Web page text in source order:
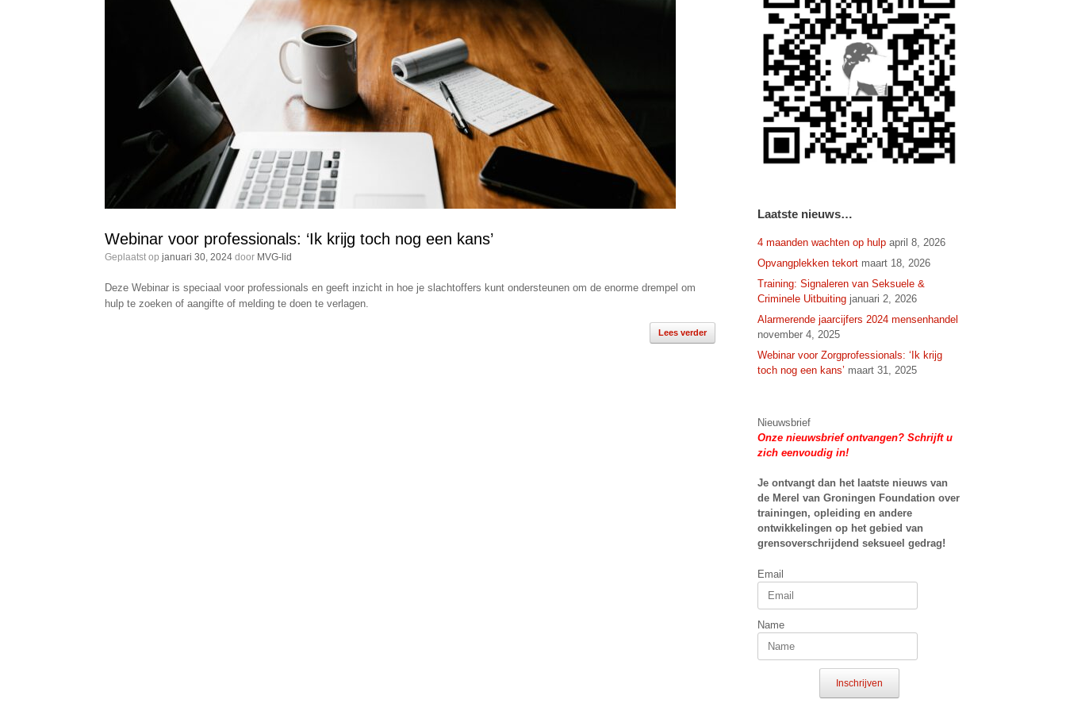
Webinar voor professionals: ‘Ik krijg toch nog een kans’
Geplaatst op januari 30, 2024 door MVG-lid
Deze Webinar is speciaal voor professionals en geeft inzicht in hoe je slachtoffers kunt ondersteunen om de enorme drempel om
hulp te zoeken of aangifte of melding te doen te verlagen.
Lees verder
Laatste nieuws…
4 maanden wachten op hulp april 8, 2026
Opvangplekken tekort maart 18, 2026
Training: Signaleren van Seksuele &
Criminele Uitbuiting januari 2, 2026
Alarmerende jaarcijfers 2024 mensenhandel
november 4, 2025
Webinar voor Zorgprofessionals: ‘Ik krijg
toch nog een kans’ maart 31, 2025
Nieuwsbrief
Onze nieuwsbrief ontvangen? Schrijft u
zich eenvoudig in!
Je ontvangt dan het laatste nieuws van
de Merel van Groningen Foundation over
trainingen, opleiding en andere
ontwikkelingen op het gebied van
grensoverschrijdend seksueel gedrag!
Email
Name
Inschrijven